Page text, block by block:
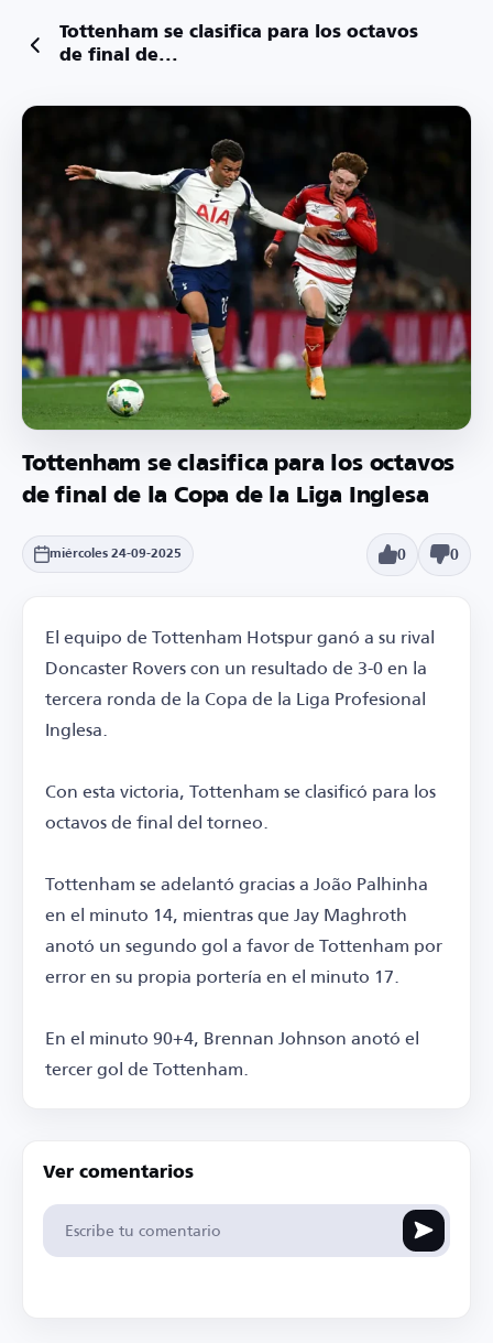
Tottenham se clasifica para los octavos
de final de...
Tottenham se clasifica para los octavos
de final de la Copa de la Liga Inglesa
miércoles 24-09-2025 0 0
El equipo de Tottenham Hotspur ganó a su rival
Doncaster Rovers con un resultado de 3-0 en la
tercera ronda de la Copa de la Liga Profesional
Inglesa.
Con esta victoria, Tottenham se clasificó para los
octavos de final del torneo.
Tottenham se adelantó gracias a João Palhinha
en el minuto 14, mientras que Jay Maghroth
anotó un segundo gol a favor de Tottenham por
error en su propia portería en el minuto 17.
En el minuto 90+4, Brennan Johnson anotó el
tercer gol de Tottenham.
Ver comentarios